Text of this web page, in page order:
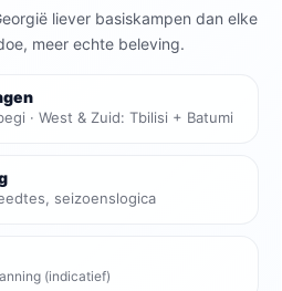
liever basiskampen dan elke
meer echte beleving.
· West & Zuid: Tbilisi + Batumi
seizoenslogica
(indicatief)